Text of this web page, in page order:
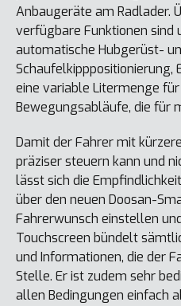
Anbaugeräte am Radlader.
verfügbare Funktionen sind
automatische Hubgerüst-
Schaufelkipppositionierung,
eine variable Litermenge
Bewegungsabläufe, die für
Damit der Fahrer mit
präziser steuern kann und
lässt sich die
über den neuen Doosan-
Fahrerwunsch einstellen
Touchscreen bündelt
und Informationen, die der
Stelle. Er ist zudem sehr
allen Bedingungen einfach